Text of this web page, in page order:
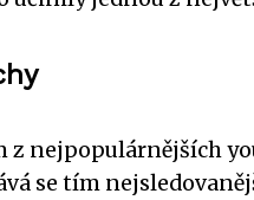
z nejpopulárnějších
se tím